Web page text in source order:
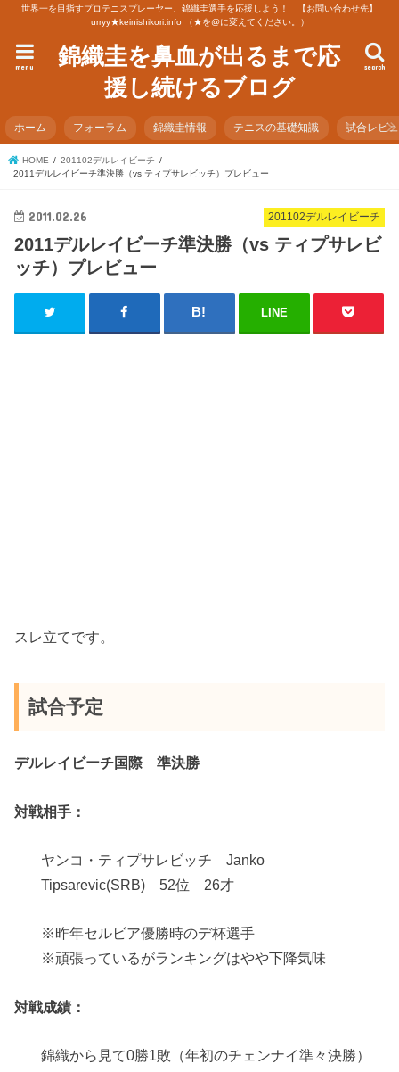
世界一を目指すプロテニスプレーヤー、錦織圭選手を応援しよう！ 【お問い合わせ先】
urryy★keinishikori.info （★を@に変えてください。）
錦織圭を鼻血が出るまで応
援し続けるブログ
search
menu
ホーム フォーラム 錦織圭情報 テニスの基礎知識 試合レビ
HOME
201102デルレイビーチ
2011デルレイビーチ準決勝（vs ティプサレビッチ）プレビュー
201102デルレイビーチ
2011.02.26
2011デルレイビーチ準決勝（vs ティプサレビ
ッチ）プレビュー
LINE
スレ立てです。
試合予定
デルレイビーチ国際 準決勝
対戦相手：
ヤンコ・ティプサレビッチ Janko
Tipsarevic(SRB) 52位 26才
※昨年セルビア優勝時のデ杯選手
※頑張っているがランキングはやや下降気味
対戦成績：
錦織から見て0勝1敗（年初のチェンナイ準々決勝）